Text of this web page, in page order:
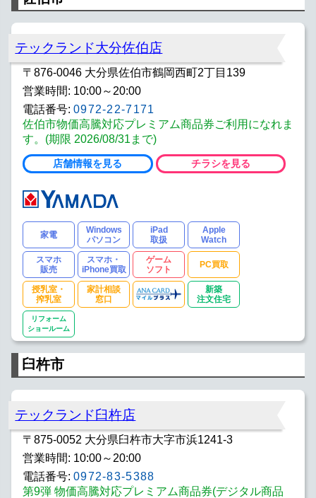
テックランド大分佐伯店
〒876-0046 大分県佐伯市鶴岡西町2丁目139
営業時間: 10:00～20:00
電話番号: 0972-22-7171
佐伯市物価高騰対応プレミアム商品券ご利用になれま
す。(期限 2026/08/31まで)
店舗情報を見る チラシを見る
家電
Windows
パソコン
iPad
取扱
Apple
Watch
スマホ
販売
スマホ・
iPhone買取
ゲーム
ソフト
PC買取
授乳室・
搾乳室
家計相談
窓口
新築
注文住宅
リフォーム
ショールーム
臼杵市
テックランド臼杵店
〒875-0052 大分県臼杵市大字市浜1241-3
営業時間: 10:00～20:00
電話番号: 0972-83-5388
第9弾 物価高騰対応プレミアム商品券(デジタル商品